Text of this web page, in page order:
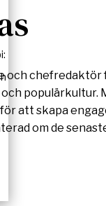
och
att skapa
om de